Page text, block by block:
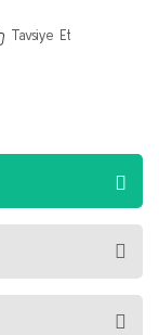
Tavsiye Et